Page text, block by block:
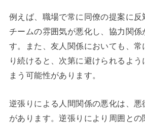
例えば、職場で常に同僚の提案に反
チームの雰囲気が悪化し、協力関係
す。また、友人関係においても、常
り続けると、次第に避けられるよう
まう可能性があります。
逆張りによる人間関係の悪化は、悪
があります。逆張りにより周囲との